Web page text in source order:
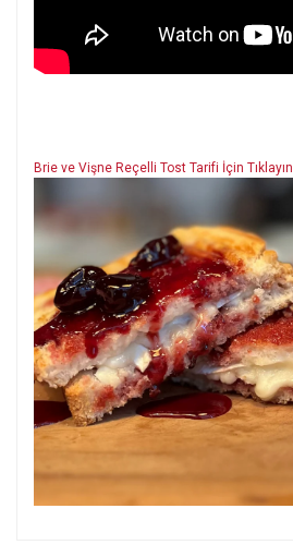
Brie ve Vişne Reçelli Tost Tarifi İçin Tıklayın